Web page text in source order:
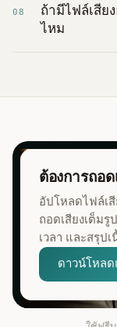
08
ถ้ามีไฟล์เสีย
ไหม
ต้องการถอ
อัปโหลดไฟล์เ
ถอดเสียงเต็ม
เวลา และสรุปเ
ดาวน์โหล